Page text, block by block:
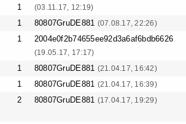
1 (03.11.17, 12:19)
1 80807GruDE881 (07.08.17, 22:26)
1 2004e0f2b74655ee92d3a6af6bdb6626
(19.05.17, 17:17)
1 80807GruDE881 (21.04.17, 16:42)
1 80807GruDE881 (21.04.17, 16:39)
2 80807GruDE881 (17.04.17, 19:29)